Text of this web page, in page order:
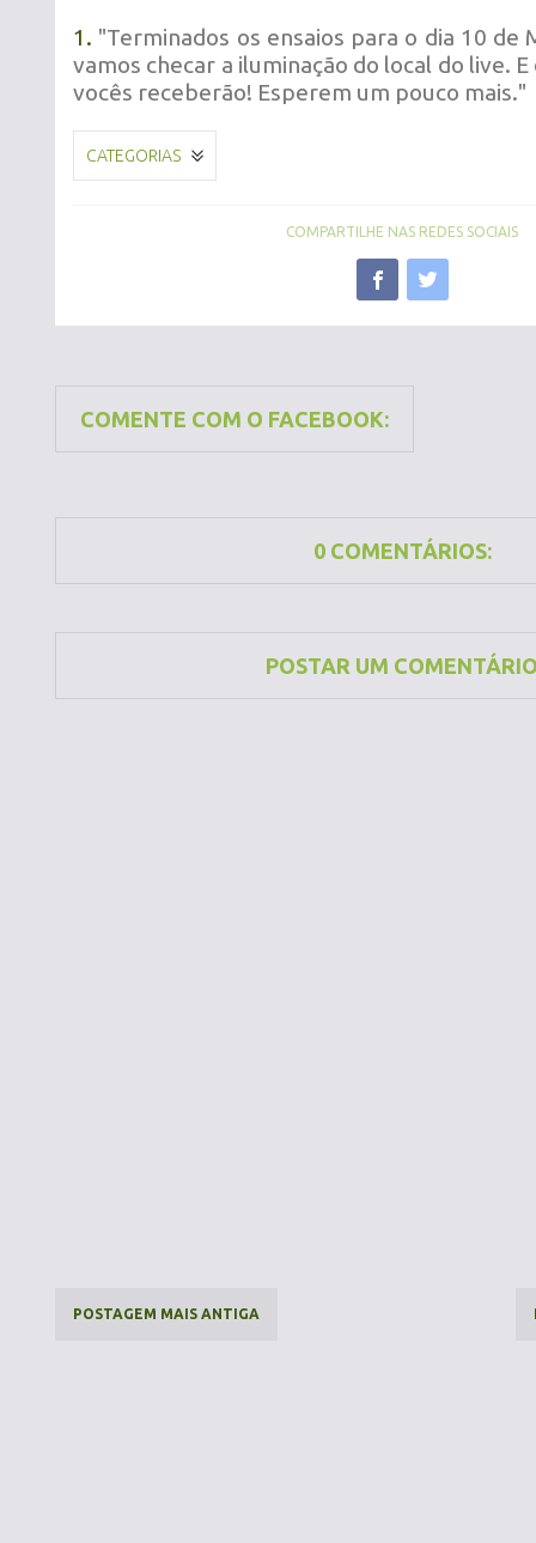
1. "Terminados os ensaios para o dia 10 de
vamos checar a iluminação do local do live.
vocês receberão! Esperem um pouco mais."
CATEGORIAS
COMPARTILHE NAS REDES SOCIAIS
COMENTE COM O FACEBOOK:
0 COMENTÁRIOS:
POSTAR UM
POSTAGEM MAIS ANTIGA